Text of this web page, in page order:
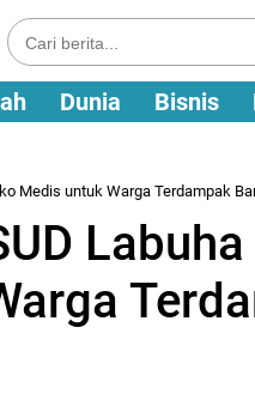
Dunia Bisnis
Medis untuk Warga Terdampak